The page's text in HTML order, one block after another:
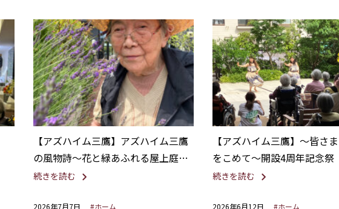
【アズハイム三鷹】アズハイム三鷹
の風物詩～花と緑あふれる屋上庭園
～
続きを読む
2026年7月7日 #ホーム
【アズハイム三鷹】〜皆さ
をこめて〜開設4周年記念祭
続きを読む
2026年6月12日 #ホーム